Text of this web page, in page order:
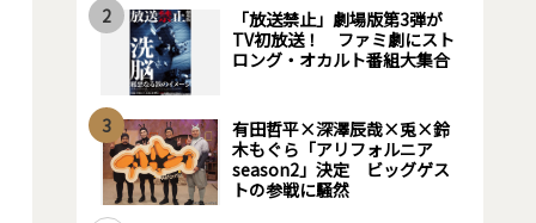
2
「放送禁止」劇場版第3弾が
TV初放送！ ファミ劇にスト
ロング・オカルト番組大集合
3
有田哲平×深澤辰哉×兎×鈴
木もぐら「アリフォルニア
season2」決定 ビッグゲス
トの参戦に騒然